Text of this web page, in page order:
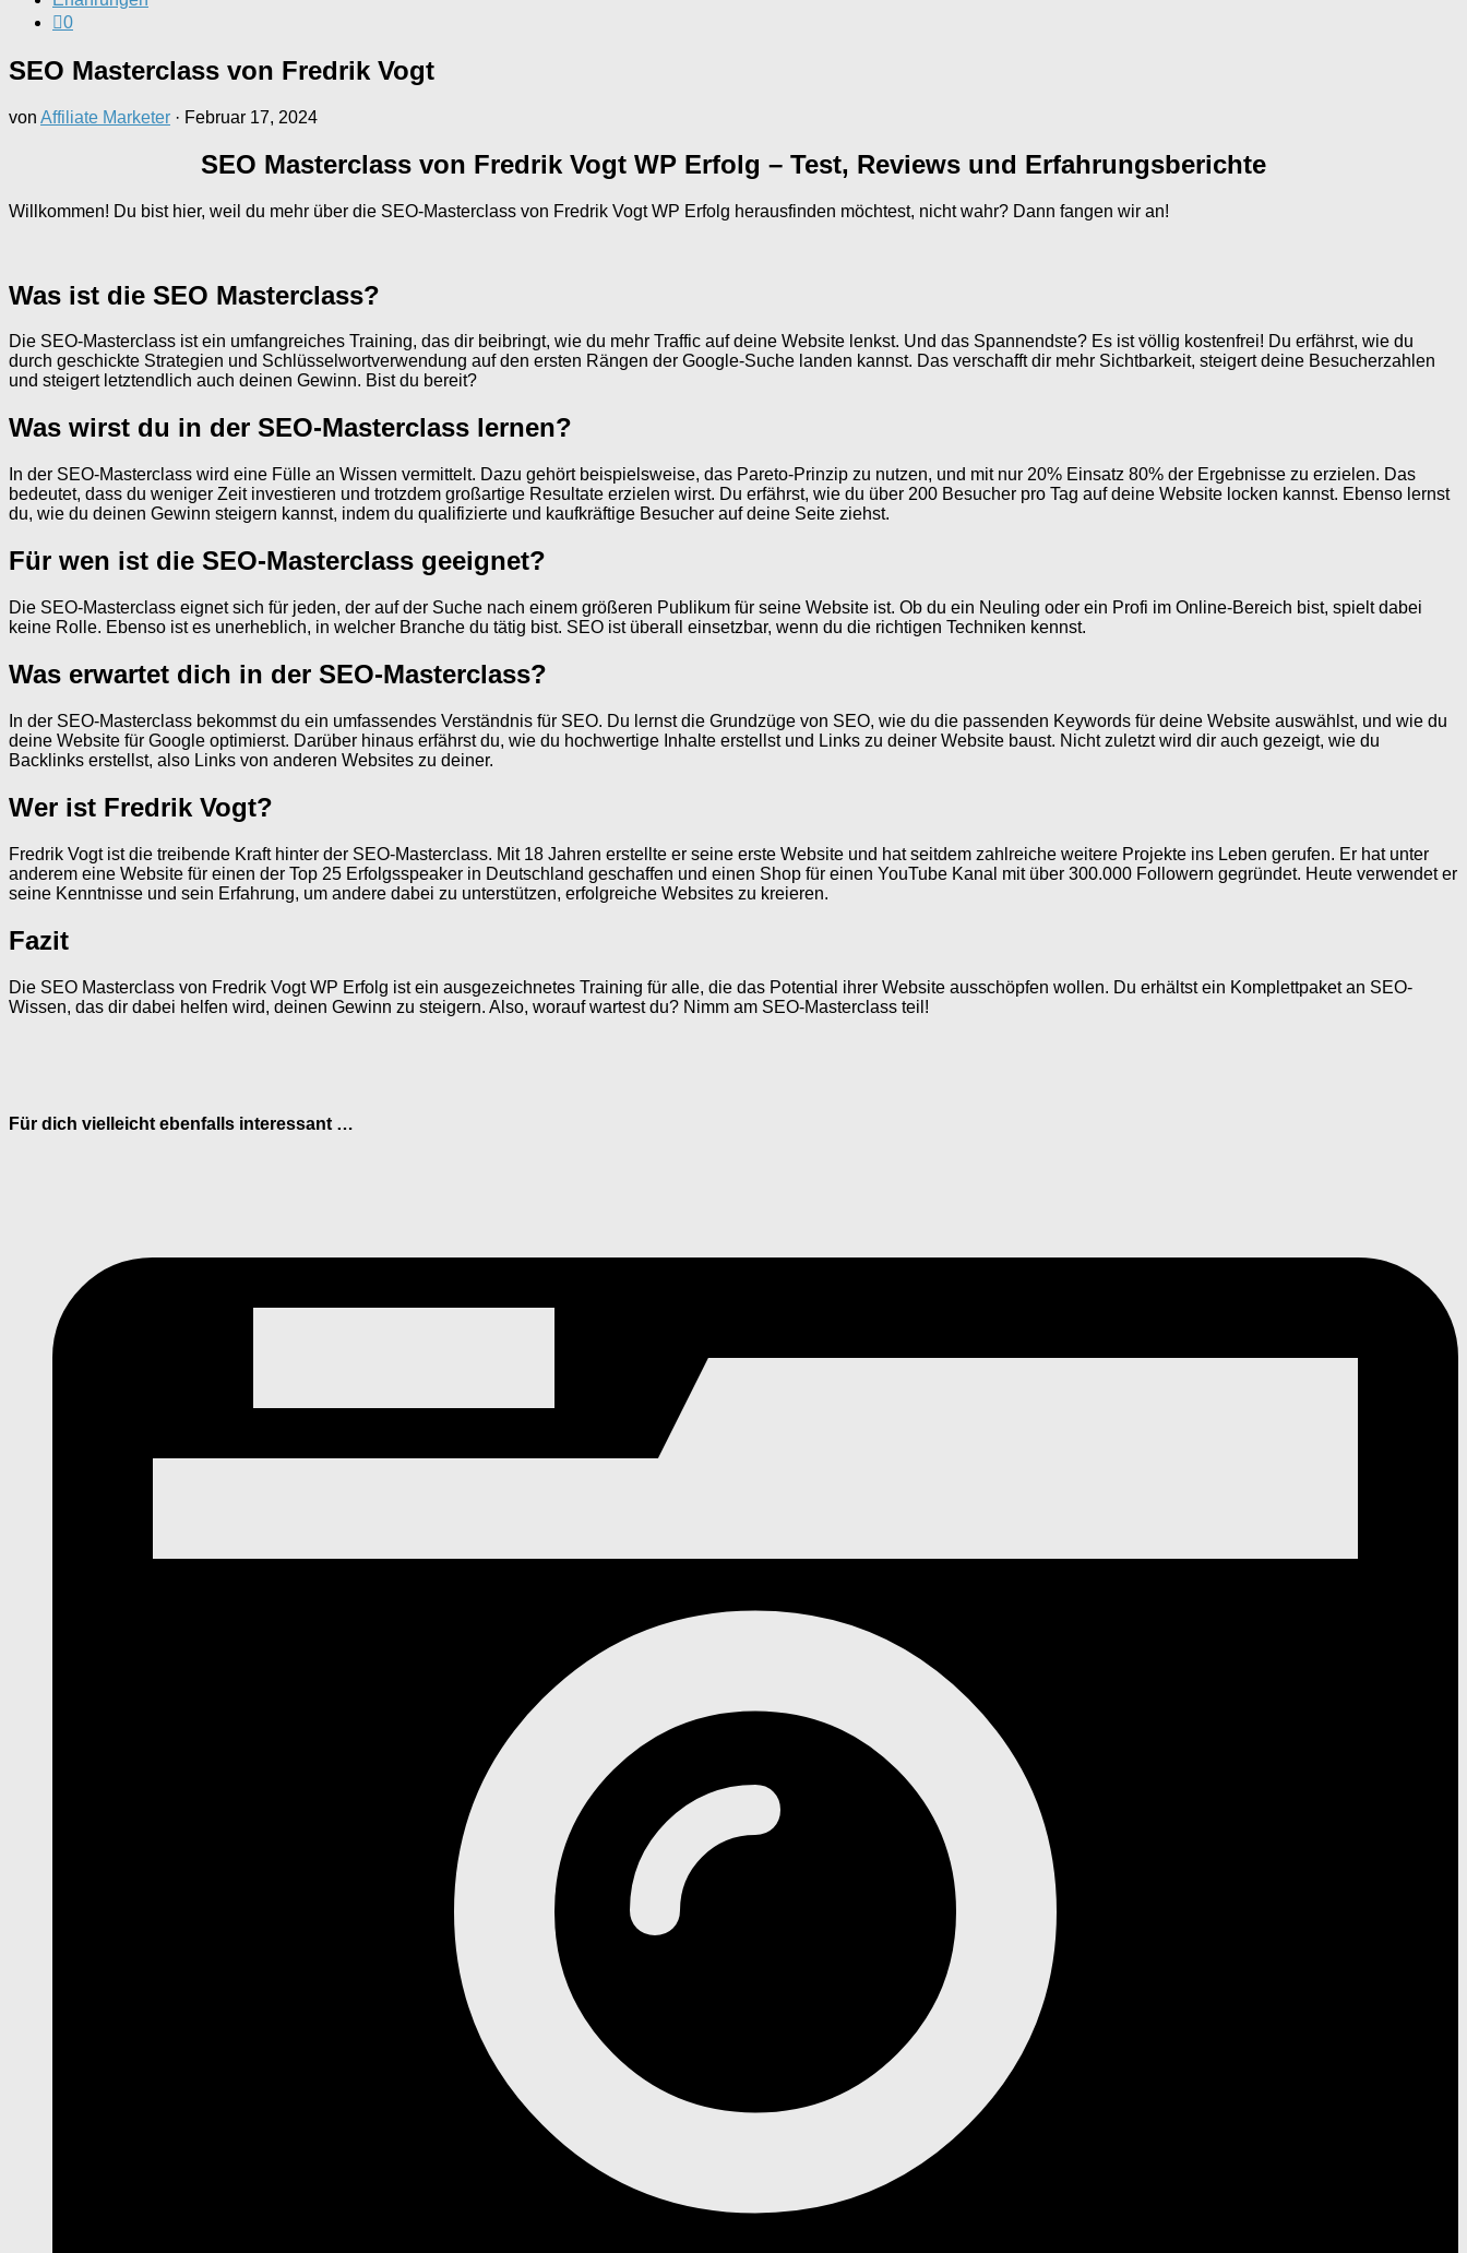
0
SEO Masterclass von Fredrik Vogt
von Affiliate Marketer · Februar 17, 2024
SEO Masterclass von Fredrik Vogt WP Erfolg – Test, Reviews und Erfahrungsberichte
Willkommen! Du bist hier, weil du mehr über die SEO-Masterclass von Fredrik Vogt WP Erfolg herausfinden möchtest, nicht wahr? Dann fangen wir an!
Was ist die SEO Masterclass?
Die SEO-Masterclass ist ein umfangreiches Training, das dir beibringt, wie du mehr Traffic auf deine Website lenkst. Und das Spannendste? Es ist völlig kostenfrei! Du erfährst, wie du
durch geschickte Strategien und Schlüsselwortverwendung auf den ersten Rängen der Google-Suche landen kannst. Das verschafft dir mehr Sichtbarkeit, steigert deine Besucherzahlen
und steigert letztendlich auch deinen Gewinn. Bist du bereit?
Was wirst du in der SEO-Masterclass lernen?
In der SEO-Masterclass wird eine Fülle an Wissen vermittelt. Dazu gehört beispielsweise, das Pareto-Prinzip zu nutzen, und mit nur 20% Einsatz 80% der Ergebnisse zu erzielen. Das
bedeutet, dass du weniger Zeit investieren und trotzdem großartige Resultate erzielen wirst. Du erfährst, wie du über 200 Besucher pro Tag auf deine Website locken kannst. Ebenso lernst
du, wie du deinen Gewinn steigern kannst, indem du qualifizierte und kaufkräftige Besucher auf deine Seite ziehst.
Für wen ist die SEO-Masterclass geeignet?
Die SEO-Masterclass eignet sich für jeden, der auf der Suche nach einem größeren Publikum für seine Website ist. Ob du ein Neuling oder ein Profi im Online-Bereich bist, spielt dabei
keine Rolle. Ebenso ist es unerheblich, in welcher Branche du tätig bist. SEO ist überall einsetzbar, wenn du die richtigen Techniken kennst.
Was erwartet dich in der SEO-Masterclass?
In der SEO-Masterclass bekommst du ein umfassendes Verständnis für SEO. Du lernst die Grundzüge von SEO, wie du die passenden Keywords für deine Website auswählst, und wie du
deine Website für Google optimierst. Darüber hinaus erfährst du, wie du hochwertige Inhalte erstellst und Links zu deiner Website baust. Nicht zuletzt wird dir auch gezeigt, wie du
Backlinks erstellst, also Links von anderen Websites zu deiner.
Wer ist Fredrik Vogt?
Fredrik Vogt ist die treibende Kraft hinter der SEO-Masterclass. Mit 18 Jahren erstellte er seine erste Website und hat seitdem zahlreiche weitere Projekte ins Leben gerufen. Er hat unter
anderem eine Website für einen der Top 25 Erfolgsspeaker in Deutschland geschaffen und einen Shop für einen YouTube Kanal mit über 300.000 Followern gegründet. Heute verwendet er
seine Kenntnisse und sein Erfahrung, um andere dabei zu unterstützen, erfolgreiche Websites zu kreieren.
Fazit
Die SEO Masterclass von Fredrik Vogt WP Erfolg ist ein ausgezeichnetes Training für alle, die das Potential ihrer Website ausschöpfen wollen. Du erhältst ein Komplettpaket an SEO-
Wissen, das dir dabei helfen wird, deinen Gewinn zu steigern. Also, worauf wartest du? Nimm am SEO-Masterclass teil!
Für dich vielleicht ebenfalls interessant …